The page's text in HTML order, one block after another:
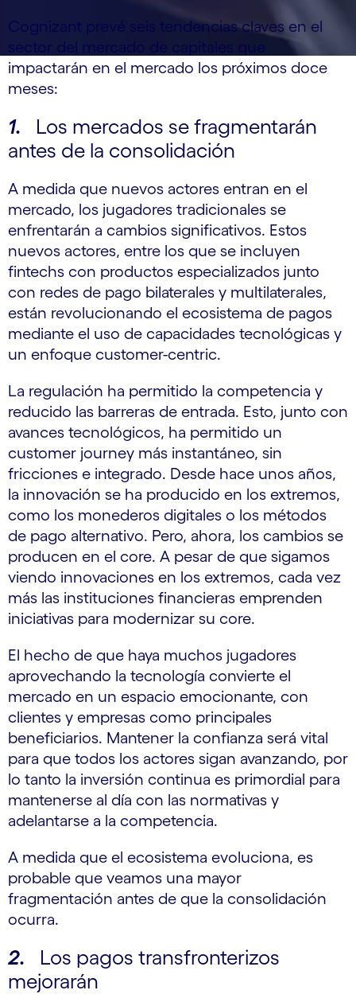
Cognizant prevé seis tendencias claves en el
sector del mercado de capitales que
impactarán en el mercado los próximos doce
meses:
1.
Los mercados se fragmentarán
antes de la consolidación
A medida que nuevos actores entran en el
mercado, los jugadores tradicionales se
enfrentarán a cambios significativos. Estos
nuevos actores, entre los que se incluyen
fintechs con productos especializados junto
con redes de pago bilaterales y multilaterales,
están revolucionando el ecosistema de pagos
mediante el uso de capacidades tecnológicas y
un enfoque customer-centric.
La regulación ha permitido la competencia y
reducido las barreras de entrada. Esto, junto con
avances tecnológicos, ha permitido un
customer journey más instantáneo, sin
fricciones e integrado. Desde hace unos años,
la innovación se ha producido en los extremos,
como los monederos digitales o los métodos
de pago alternativo. Pero, ahora, los cambios se
producen en el core. A pesar de que sigamos
viendo innovaciones en los extremos, cada vez
más las instituciones financieras emprenden
iniciativas para modernizar su core.
El hecho de que haya muchos jugadores
aprovechando la tecnología convierte el
mercado en un espacio emocionante, con
clientes y empresas como principales
beneficiarios. Mantener la confianza será vital
para que todos los actores sigan avanzando, por
lo tanto la inversión continua es primordial para
mantenerse al día con las normativas y
adelantarse a la competencia.
A medida que el ecosistema evoluciona, es
probable que veamos una mayor
fragmentación antes de que la consolidación
ocurra.
2.
Los pagos transfronterizos
mejorarán